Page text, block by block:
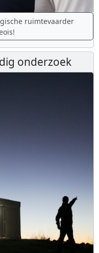
ruimtevaarder
onderzoek